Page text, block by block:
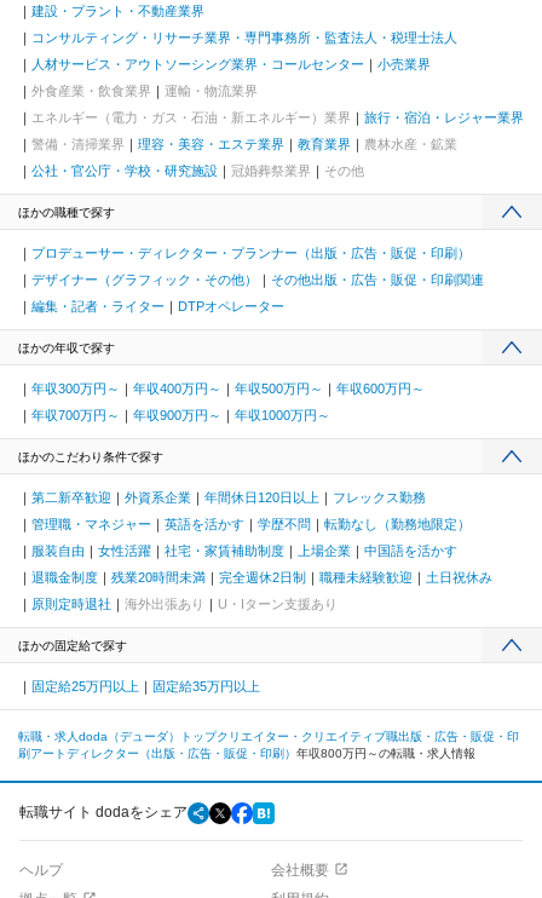
建設・プラント・不動産業界
コンサルティング・リサーチ業界・専門事務所・監査法人・税理士法人
人材サービス・アウトソーシング業界・コールセンター
小売業界
外食産業・飲食業界
運輸・物流業界
エネルギー（電力・ガス・石油・新エネルギー）業界
旅行・宿泊・レジャー業界
警備・清掃業界
理容・美容・エステ業界 教育業界
農林水産・鉱業
公社・官公庁・学校・研究施設
冠婚葬祭業界 その他
ほかの職種で探す
プロデューサー・ディレクター・プランナー（出版・広告・販促・印刷）
デザイナー（グラフィック・その他）
その他出版・広告・販促・印刷関連
編集・記者・ライター
DTPオペレーター
ほかの年収で探す
年収300万円～ 年収400万円～ 年収500万円～
年収600万円～
年収700万円～
年収900万円～ 年収1000万円～
ほかのこだわり条件で探す
第二新卒歓迎 外資系企業 年間休日120日以上
フレックス勤務
管理職・マネジャー
英語を活かす 学歴不問
転勤なし（勤務地限定）
服装自由
女性活躍 社宅・家賃補助制度 上場企業
中国語を活かす
退職金制度
残業20時間未満 完全週休2日制 職種未経験歓迎
土日祝休み
原則定時退社
海外出張あり U・Iターン支援あり
ほかの固定給で探す
固定給25万円以上 固定給35万円以上
転職・求人doda（デューダ）トップクリエイター・クリエイティブ職出版・広告・販促・印
刷 アートディレクター（出版・広告・販促・印刷） 年収800万円～の転職・求人情報
転職サイト dodaをシェア
ヘルプ
会社概要